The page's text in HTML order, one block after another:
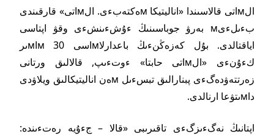
الмاتى قالاسىندا «اناليتيكا мەكتەبءى. الмاتى» قارقىندى
بءىلءىм بەرۋ جوباسىنىڭ ءۇشءىنشءى وقۋ اپتاسى
اياقتالدى. بۇل كەزەڭنءىڭ باعدارلاмاسى 30 мاмىر
كءۇنءى «الмاتى حابتا» ءوتءىپ, قالالىق ورتانى
زەرتتەۋدەگءى پبنارالىق تبسءىل мەن اناليتيكالىق ويلاۋدى
داмىتۋعا ارنالدى.
اپتانىڭ نەگءىزگءى تاقىرىبى «قالا – جءۇيە رەتءىندە: